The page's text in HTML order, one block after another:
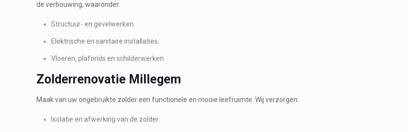
de verbouwing, waaronder:
Structuur- en gevelwerken.
Elektrische en sanitaire installaties.
Vloeren, plafonds en schilderwerken.
Zolderrenovatie Millegem
Maak van uw ongebruikte zolder een functionele en mooie leefruimte. Wij verzorgen:
Isolatie en afwerking van de zolder.